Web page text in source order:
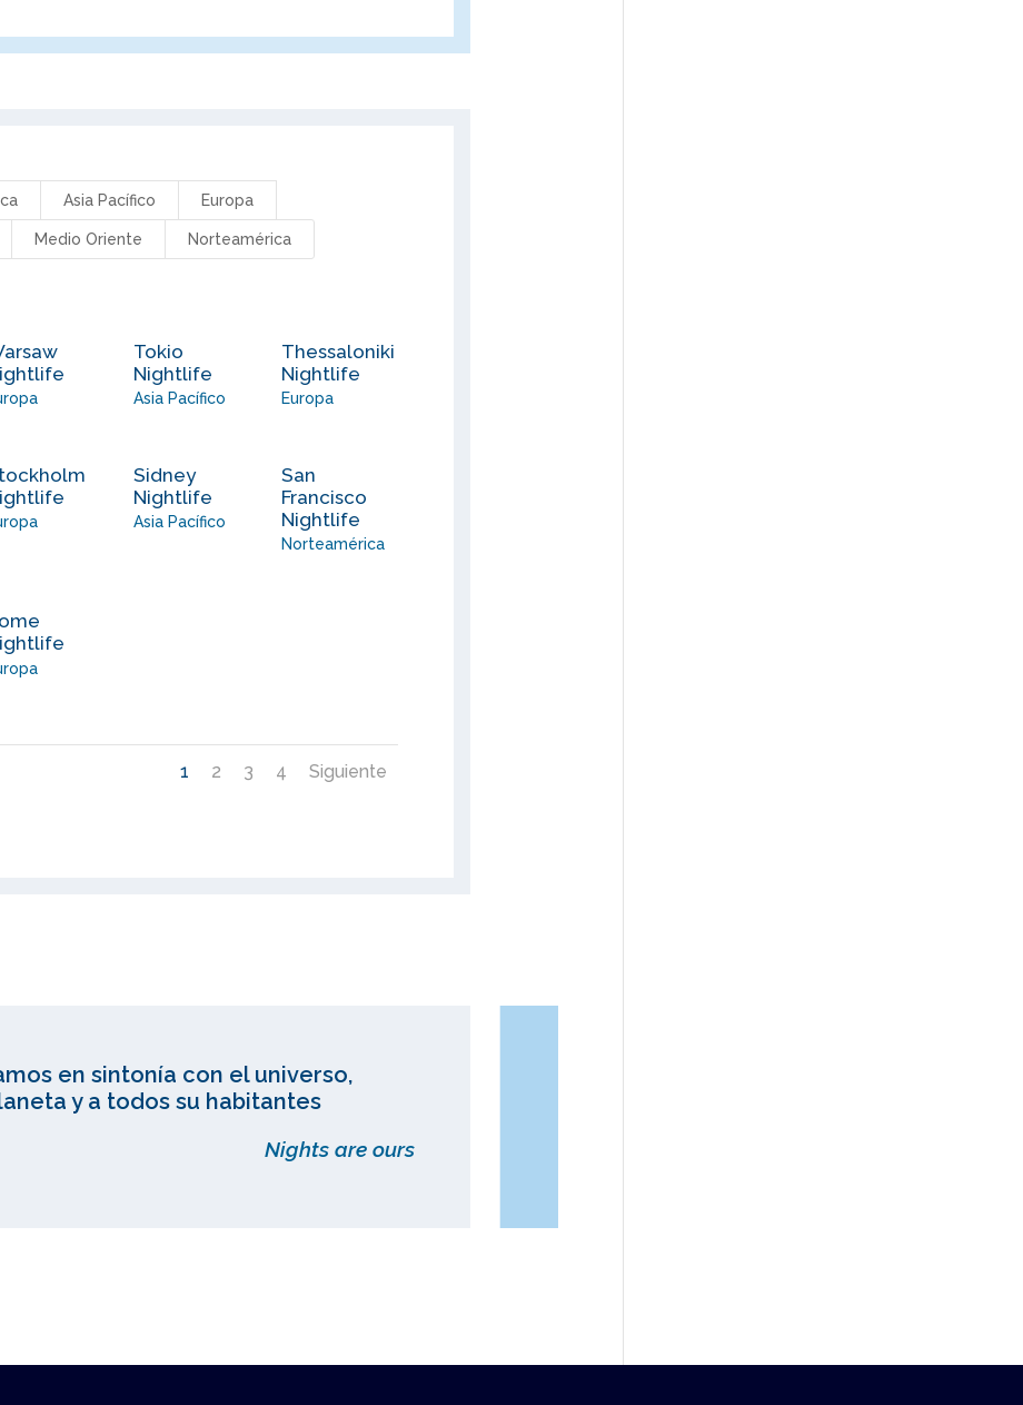
Asia Pacífico Europa
Medio Oriente Norteamérica
Tokio
Nightlife
Asia Pacífico
Thessaloniki
Nightlife
Europa
Sidney
Nightlife
Asia Pacífico
San
Francisco
Nightlife
Norteamérica
1 2 3 4 Siguiente
en sintonía con el universo,
y a todos su habitantes
Nights are ours